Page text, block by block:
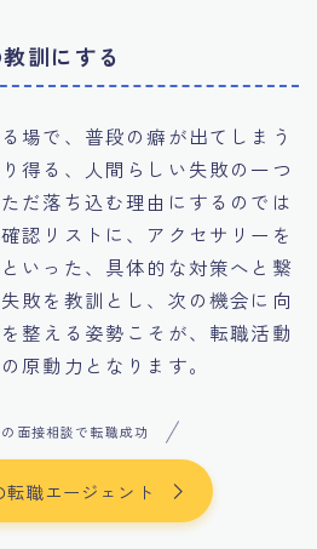
訓にする
場で、普段の癖が出てしまう
得る、人間らしい失敗の一つ
だ落ち込む理由にするのでは
認リストに、アクセサリーを
いった、具体的な対策へと繋
敗を教訓とし、次の機会に向
整える姿勢こそが、転職活動
原動力となります。
面接相談で転職成功
転職エージェント